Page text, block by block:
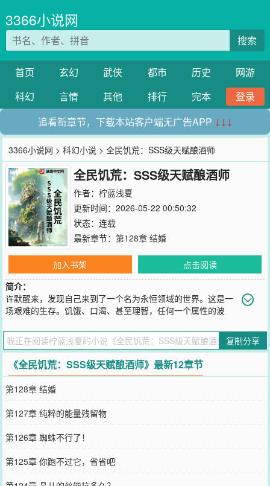
3366小说网
搜索
首页 玄幻 武侠 都市 历史
网游
科幻
言情 其他 排行 完本
登录
追看新章节，下载本站客户端无广告APP ↓↓↓
3366小说网 >科幻小说 > 全民饥荒：SSS级天赋酿酒师
全民饥荒：SSS级天赋酿酒师
作者： 柠蓝浅夏
更新时间：2026-05-22 00:50:32
状态：连载
最新章节： 第128章 结婚
加入书架
点击阅读
简介：
许默醒来，发现自己来到了一个名为永恒领域的世界。这是一
场艰难的生存。饥饿、口渴、甚至理智，任何一个属性的波
临，恐怖也随之显现。所有人都须牢记一句话——永恒领域存在世界
规则，永远不要试图改变规则！目标只有一个：活着！……许默本以
为自己的酿酒师天赋，在这种危机四伏的世界会随时丧命。可他却万
万没想到，自己的天赋，远比他想象的更加逆天。
您要是觉得《
向您QQ群和微博微信里的朋友推荐哦！
复制分享
《全民饥荒：SSS级天赋酿酒师》最新12章节
第128章 结婚
第127章 纯粹的能量残留物
第126章 蜘蛛不行了！
第125章 你跑不过它，省省吧